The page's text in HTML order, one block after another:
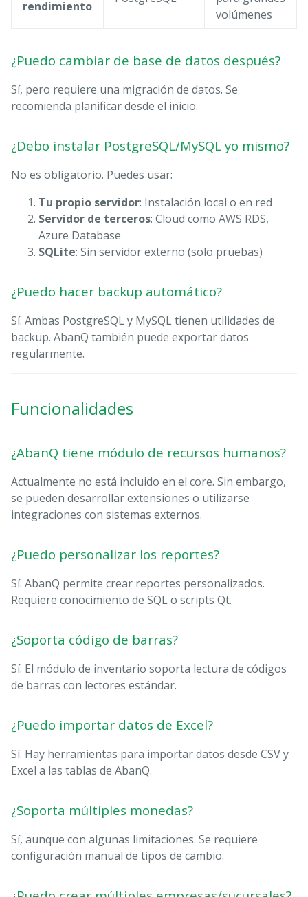
rendimiento
volúmenes
¿Puedo cambiar de base de datos después?
Sí, pero requiere una migración de datos. Se
recomienda planificar desde el inicio.
¿Debo instalar PostgreSQL/MySQL yo mismo?
No es obligatorio. Puedes usar:
Tu propio servidor: Instalación local o en red
Servidor de terceros: Cloud como AWS RDS,
Azure Database
SQLite: Sin servidor externo (solo pruebas)
¿Puedo hacer backup automático?
Sí. Ambas PostgreSQL y MySQL tienen utilidades de
backup. AbanQ también puede exportar datos
regularmente.
Funcionalidades
¿AbanQ tiene módulo de recursos humanos?
Actualmente no está incluido en el core. Sin embargo,
se pueden desarrollar extensiones o utilizarse
integraciones con sistemas externos.
¿Puedo personalizar los reportes?
Sí. AbanQ permite crear reportes personalizados.
Requiere conocimiento de SQL o scripts Qt.
¿Soporta código de barras?
Sí. El módulo de inventario soporta lectura de códigos
de barras con lectores estándar.
¿Puedo importar datos de Excel?
Sí. Hay herramientas para importar datos desde CSV y
Excel a las tablas de AbanQ.
¿Soporta múltiples monedas?
Sí, aunque con algunas limitaciones. Se requiere
configuración manual de tipos de cambio.